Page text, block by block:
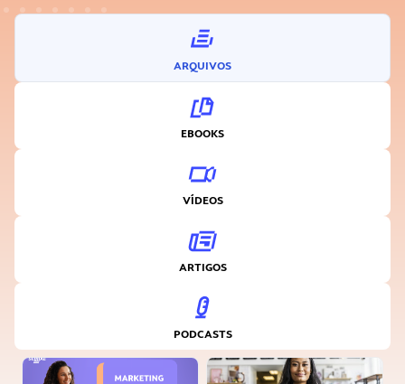
ARQUIVOS
EBOOKS
VÍDEOS
ARTIGOS
PODCASTS